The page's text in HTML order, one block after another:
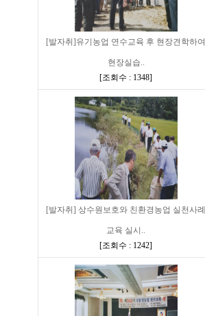
[발자취]유기농업 연수교육 후 현장견학하여
현장실습..
[조회수 : 1348]
[발자취] 상수원보호와 친환경농업 실천사례
교육 실시..
[조회수 : 1242]